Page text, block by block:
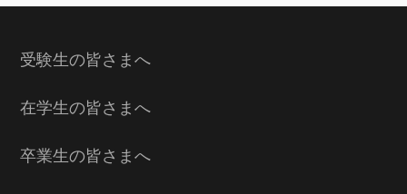
受験生の皆さまへ
在学生の皆さまへ
卒業生の皆さまへ